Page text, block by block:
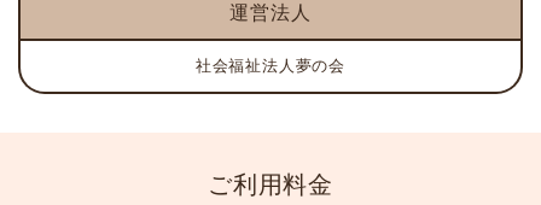
運営法人
社会福祉法人夢の会
ご利用料金